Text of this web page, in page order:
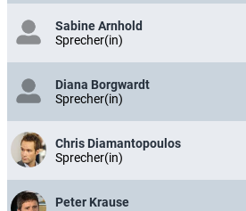
Sabine Arnhold
Sprecher(in)
Diana Borgwardt
Sprecher(in)
Chris Diamantopoulos
Sprecher(in)
Peter Krause